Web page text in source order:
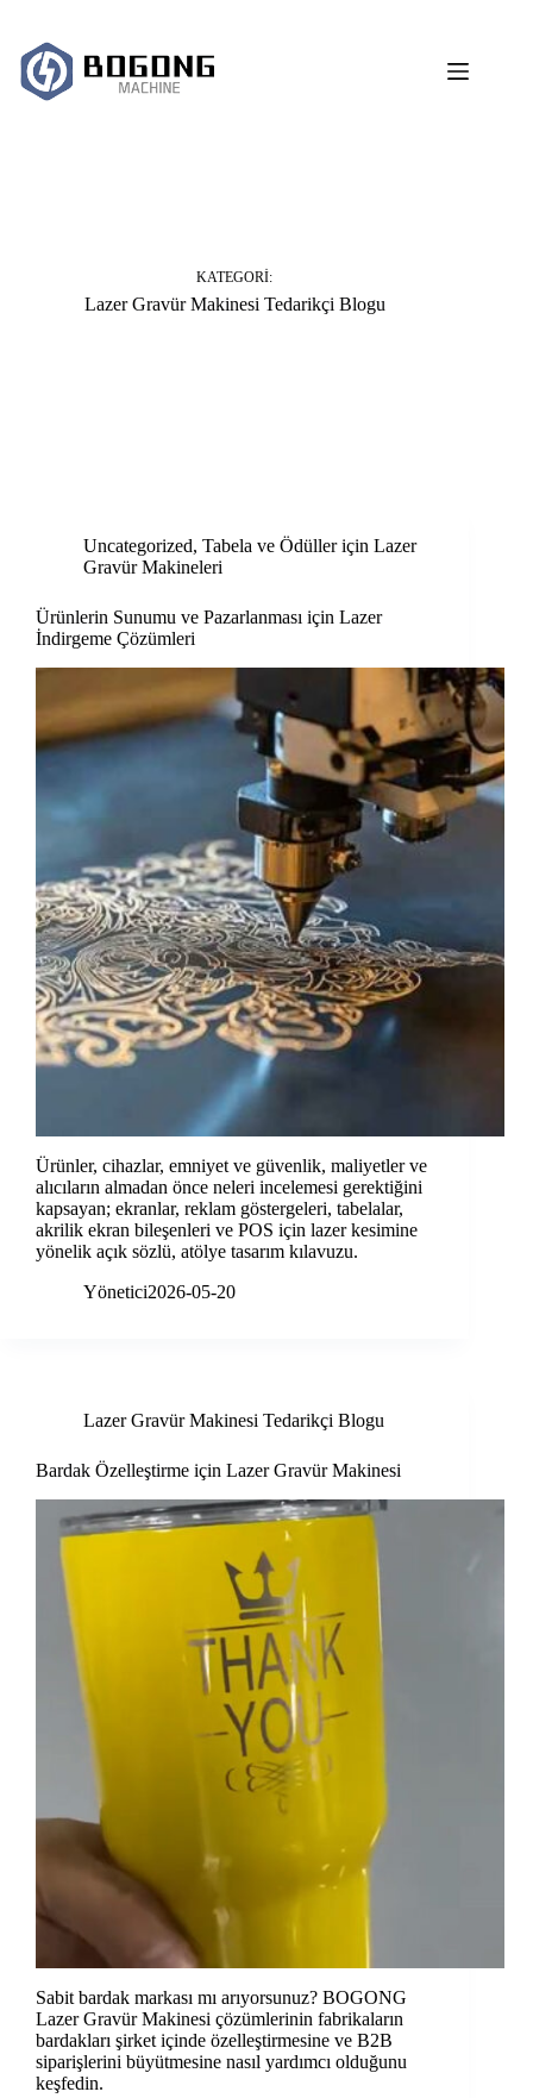
KATEGORI:
Lazer Gravür Makinesi Tedarikçi Blogu
Uncategorized, Tabela ve Ödüller için Lazer
Gravür Makineleri
Ürünlerin Sunumu ve Pazarlanması için Lazer
İndirgeme Çözümleri
Ürünler, cihazlar, emniyet ve güvenlik, maliyetler ve
alıcıların almadan önce neleri incelemesi gerektiğini
kapsayan; ekranlar, reklam göstergeleri, tabelalar,
akrilik ekran bileşenleri ve POS için lazer kesimine
yönelik açık sözlü, atölye tasarım kılavuzu.
Yönetici2026-05-20
Lazer Gravür Makinesi Tedarikçi Blogu
Bardak Özelleştirme için Lazer Gravür Makinesi
Sabit bardak markası mı arıyorsunuz? BOGONG
Lazer Gravür Makinesi çözümlerinin fabrikaların
bardakları şirket içinde özelleştirmesine ve B2B
siparişlerini büyütmesine nasıl yardımcı olduğunu
keşfedin.